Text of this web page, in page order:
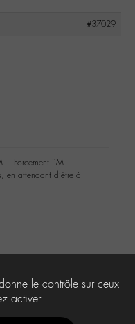
#37029
Forcement j’M.
en attendant d’être à
sujets et réponses.
le contrôle sur ceux
activer